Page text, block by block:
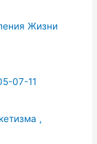
Жизни
07-11
,